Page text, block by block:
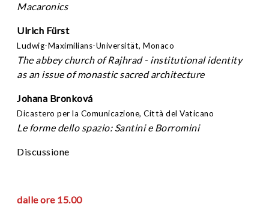
Macaronics
Ulrich Fürst
Ludwig-Maximilians-Universität, Monaco
The abbey church of Rajhrad - institutional identity
as an issue of monastic sacred architecture
Johana Bronková
Dicastero per la Comunicazione, Città del Vaticano
Le forme dello spazio: Santini e Borromini
Discussione
dalle ore 15.00